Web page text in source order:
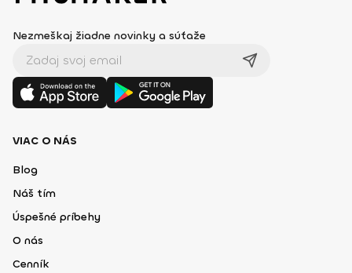
Nezmeškaj žiadne novinky a súťaže
VIAC O NÁS
Blog
Náš tím
Úspešné príbehy
O nás
Cenník